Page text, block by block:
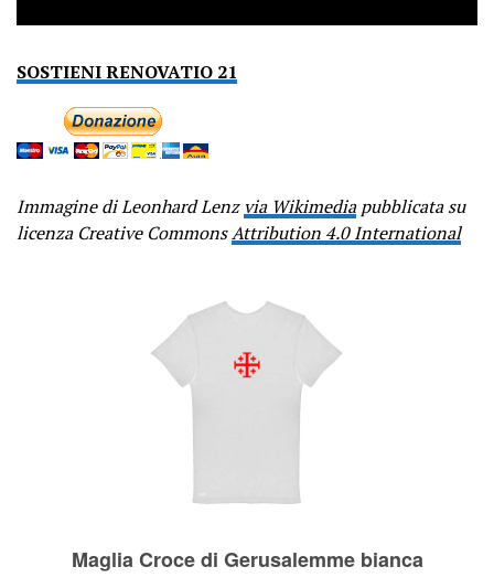
SOSTIENI RENOVATIO 21
Immagine di Leonhard Lenzvia Wikimediapubblicata su
licenza Creative CommonsAttribution 4.0 International